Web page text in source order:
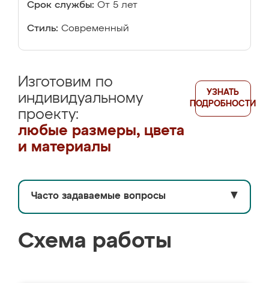
Срок службы: От 5 лет
Стиль: Современный
Изготовим по
индивидуальному
проекту:
любые размеры, цвета
и материалы
УЗНАТЬ
ПОДРОБНОСТИ
Часто задаваемые вопросы ▼
Схема работы